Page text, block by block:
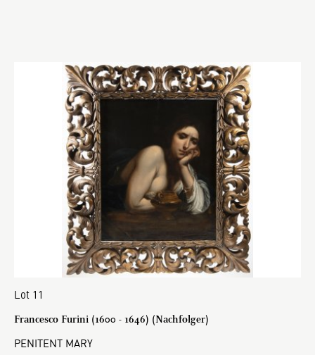
Lot 11
Francesco Furini (1600 - 1646) (Nachfolger)
PENITENT MARY